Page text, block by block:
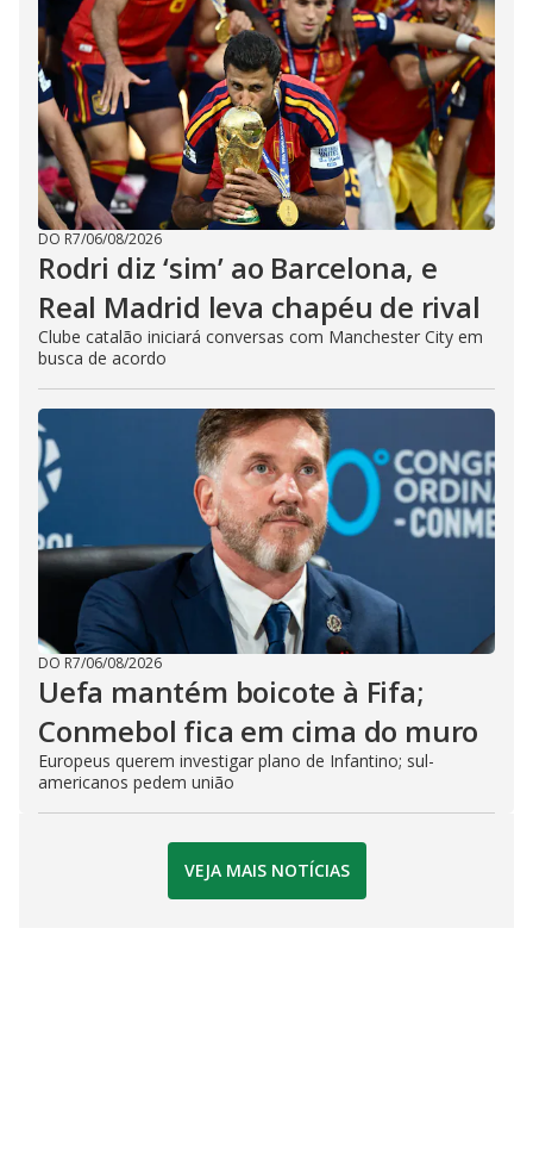
DO R7/06/08/2026
Rodri diz ‘sim’ ao Barcelona, e
Real Madrid leva chapéu de rival
Clube catalão iniciará conversas com Manchester City em
busca de acordo
DO R7/06/08/2026
Uefa mantém boicote à Fifa;
Conmebol fica em cima do muro
Europeus querem investigar plano de Infantino; sul-
americanos pedem união
VEJA MAIS NOTÍCIAS